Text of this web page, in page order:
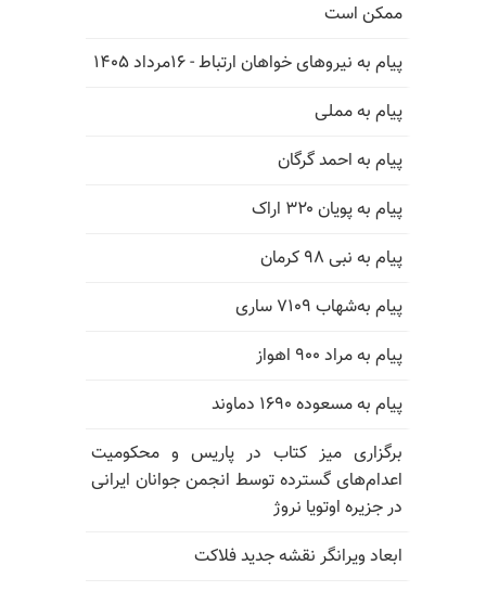
ممکن است
پیام به نیروهای خواهان ارتباط - ۱۶مرداد ۱۴۰۵
پیام به مملی
پیام به احمد گرگان
پیام به پویان ۳۲۰ اراک
پیام به نبی ۹۸ کرمان
پیام به‌شهاب ۷۱۰۹ ساری
پیام به مراد ۹۰۰ اهواز
پیام به مسعوده ۱۶۹۰ دماوند
برگزاری میز کتاب در پاریس و محکومیت
اعدام‌های گسترده توسط انجمن جوانان ایرانی
در جزیره اوتویا نروژ
ابعاد ویرانگر نقشه جدید فلاکت